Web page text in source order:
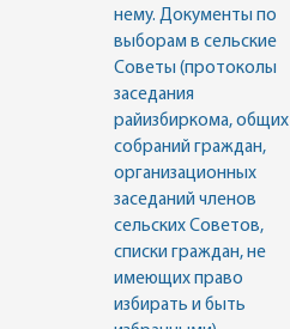
нему. Документы по
выборам в сельские
Советы (протоколы
заседания
райизбиркома, общих
собраний граждан,
организационных
заседаний членов
сельских Советов,
списки граждан, не
имеющих право
избирать и быть